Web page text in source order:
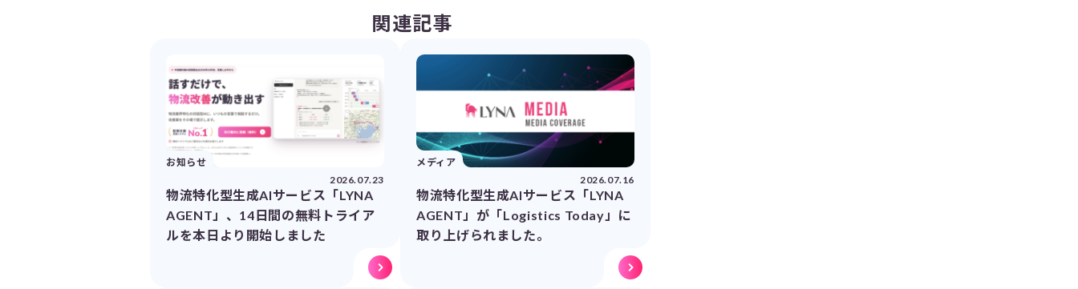
関連記事
お知らせ
2026.07.23
物流特化型生成AIサービス「LYNA
AGENT」、14日間の無料トライア
ルを本日より開始しました
メディア
2026.07.16
物流特化型生成AIサービス「LYNA
AGENT」が「Logistics Today」に
取り上げられました。